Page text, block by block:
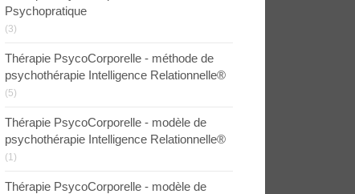
Psychopratique
(3)
Thérapie PsycoCorporelle - méthode de
psychothérapie Intelligence Relationnelle®
(5)
Thérapie PsycoCorporelle - modèle de
psychothérapie Intelligence Relationnelle®
(1)
Thérapie PsycoCorporelle - modèle de